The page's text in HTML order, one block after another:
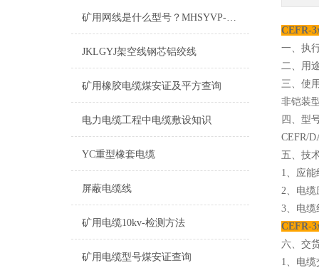
矿用网线是什么型号？MHSYVP-5矿用网线型号
JKLGYJ架空线钢芯铝绞线
矿用橡胶电缆煤安证及平方查询
电力电缆工程中电缆敷设知识
YC重型橡套电缆
屏蔽电缆线
矿用电缆10kv-检测方法
矿用电缆型号煤安证查询
CEFR-
一、执
二、用
三、使
非铠装
四、型
CEFR/
五、技
1、应能
2、电缆
3、电缆
CEFR-
六、交
1、电